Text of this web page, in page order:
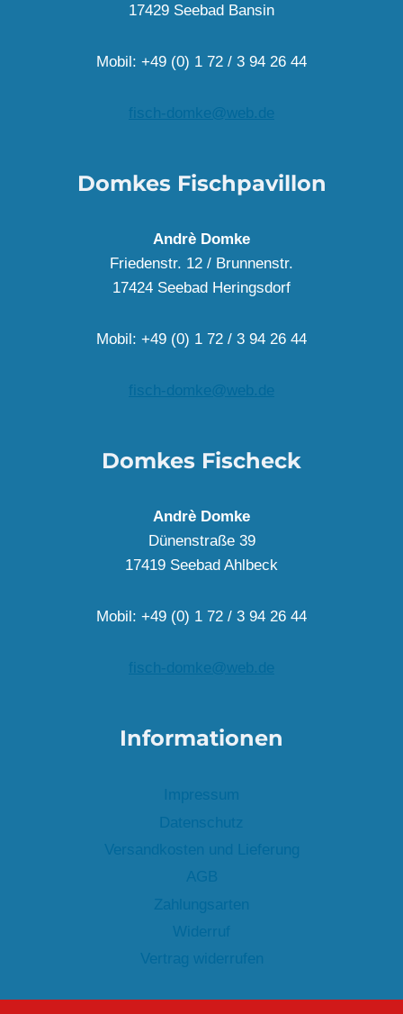
17429 Seebad Bansin
Mobil: +49 (0) 1 72 / 3 94 26 44
fisch-domke@web.de
Domkes Fischpavillon
Andrè Domke
Friedenstr. 12 / Brunnenstr.
17424 Seebad Heringsdorf
Mobil: +49 (0) 1 72 / 3 94 26 44
fisch-domke@web.de
Domkes Fischeck
Andrè Domke
Dünenstraße 39
17419 Seebad Ahlbeck
Mobil: +49 (0) 1 72 / 3 94 26 44
fisch-domke@web.de
Informationen
Impressum
Datenschutz
Versandkosten und Lieferung
AGB
Zahlungsarten
Widerruf
Vertrag widerrufen